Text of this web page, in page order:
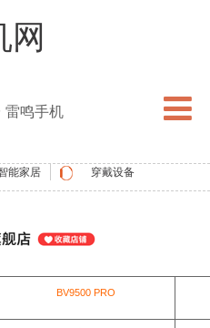
网
雷鸣手机
能家居 穿戴设备
vernee
BV9500 PRO